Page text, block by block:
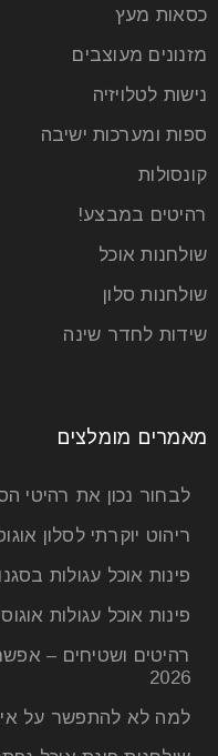
קרא עוד
שולחנות אוכל
25 יול
שולחנות אוכל
בעבר המשפחה הייתה
אנשים, הרי שהיום
כסאות מעץ
מזנונים מעוצבים
נישות לטלויזיה
ספות ומערכות ישיבה
קונסולות
רהיטים במבצע!
שולחנות אוכל
שולחנות סלון
שידות לחדר שינה
מאמרים מומלצים
לבחור נכון את רהיטי
ריהוט יוקרתי לסלון אוגוסט
פינות אוכל עגולות
פינות אוכל עגולות אוגוסט 6,
רהיטים ושטיחים –
2026
למה לא להתפשר על